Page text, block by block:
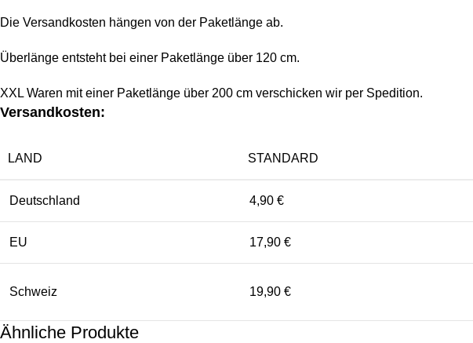
Die Versandkosten hängen von der Paketlänge ab.
Überlänge entsteht bei einer Paketlänge über 120 cm.
XXL Waren mit einer Paketlänge über 200 cm verschicken wir per Spedition.
Versandkosten:
LAND STANDARD
Deutschland 4,90 €
EU 17,90 €
Schweiz 19,90 €
Ähnliche Produkte